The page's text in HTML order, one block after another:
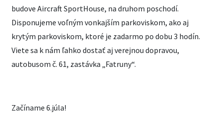
budove Aircraft SportHouse, na druhom poschodí.
Disponujeme voľným vonkajším parkoviskom, ako aj
krytým parkoviskom, ktoré je zadarmo po dobu 3 hodín.
Viete sa k nám ľahko dostať aj verejnou dopravou,
autobusom č. 61, zastávka „Fatruny“.
Začíname 6.júla!